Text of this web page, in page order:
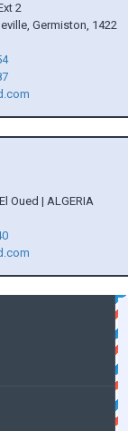
2
Germiston, 1422
Oued | ALGERIA